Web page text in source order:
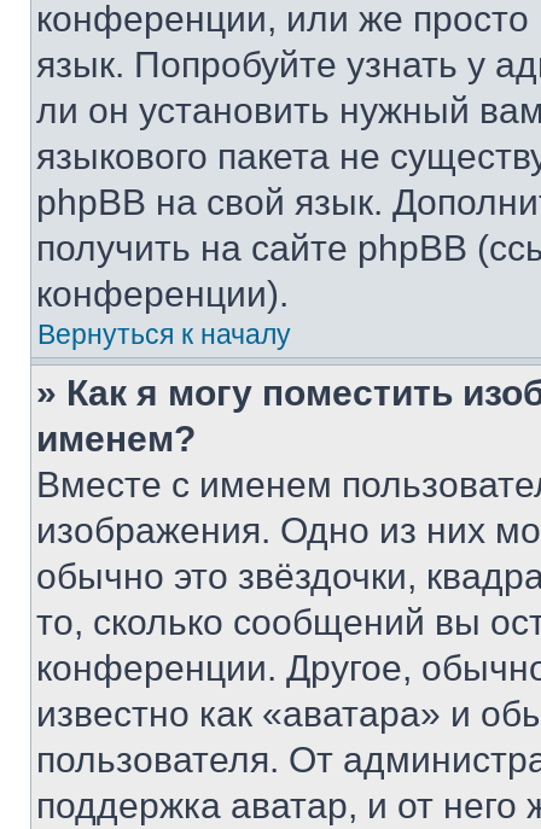
конференции, или же
язык. Попробуйте узнать у
ли он установить нужный
языкового пакета не
phpBB на свой язык.
получить на сайте phpBB
конференции).
Вернуться к началу
» Как я могу поместить
именем?
Вместе с именем
изображения. Одно из них
обычно это звёздочки,
то, сколько сообщений вы
конференции. Другое,
известно как «аватара» и
пользователя. От
поддержка аватар, и от него